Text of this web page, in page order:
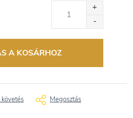
A KOSÁRHOZ
Megosztás